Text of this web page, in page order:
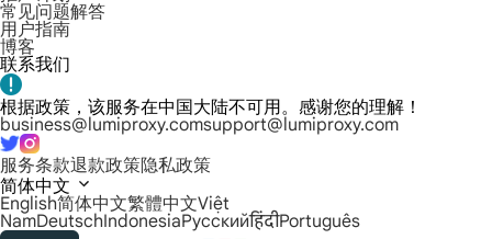
常见问题解答
用户指南
博客
联系我们
根据政策，该服务在中国大陆不可用。感谢您的理解！
business@lumiproxy.comsupport@lumiproxy.com
服务条款退款政策隐私政策
简体中文
English简体中文繁體中文Việt
NamDeutschIndonesiaРусскийहिंदीPortuguês